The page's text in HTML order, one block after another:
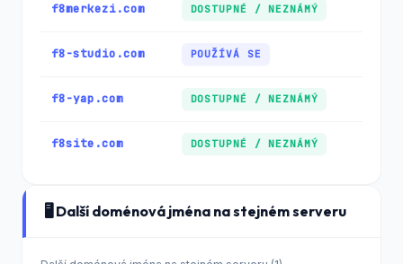
f8merkezi.com DOSTUPNÉ / NEZNÁMÝ
f8-studio.com POUŽÍVÁ SE
f8-yap.com DOSTUPNÉ / NEZNÁMÝ
f8site.com DOSTUPNÉ / NEZNÁMÝ
🖥️ Další doménová jména na stejném serveru